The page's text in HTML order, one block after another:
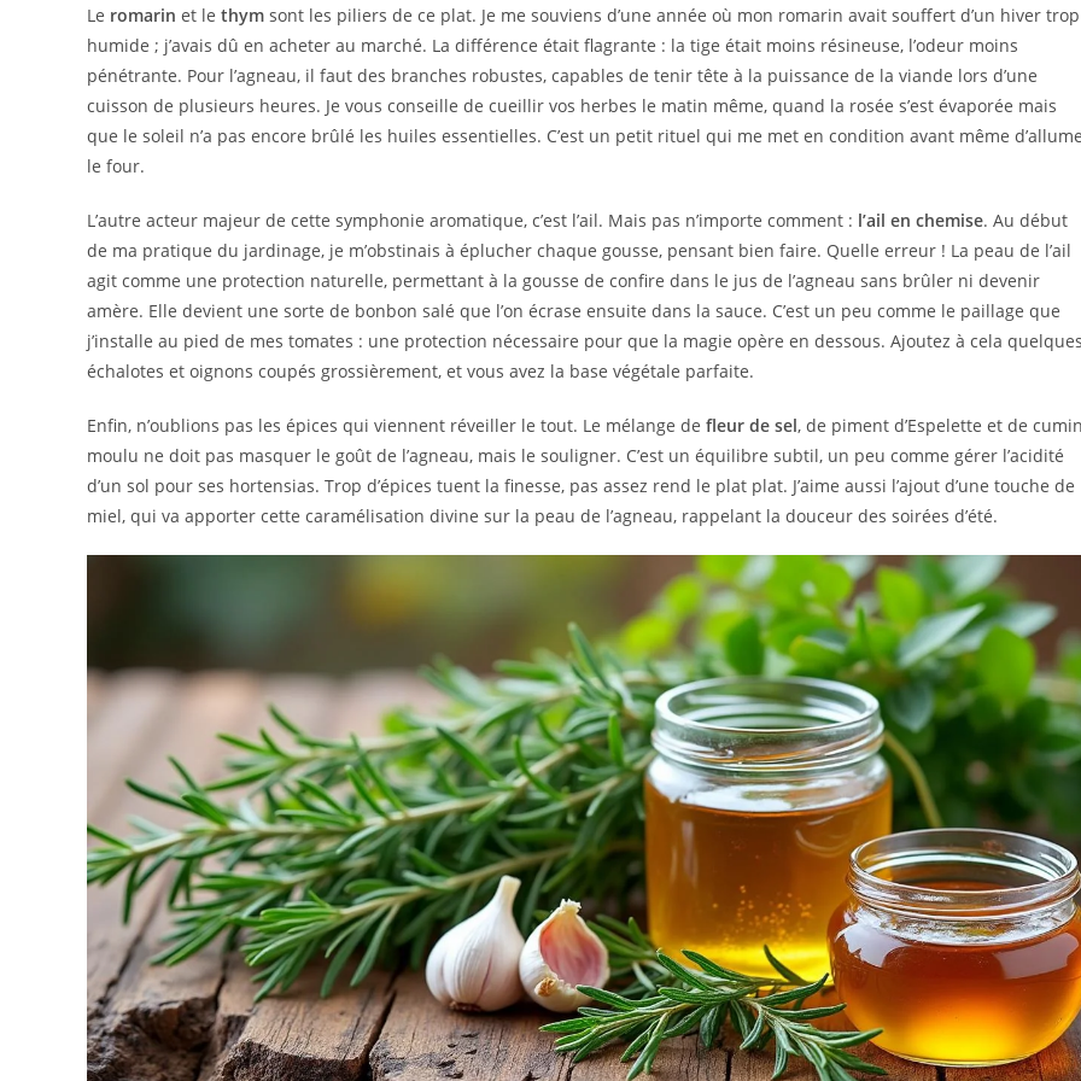
Le romarin et le thym sont les piliers de ce plat. Je me souviens d’une année où mon romarin avait souffert d’un hiver trop
humide ; j’avais dû en acheter au marché. La différence était flagrante : la tige était moins résineuse, l’odeur moins
pénétrante. Pour l’agneau, il faut des branches robustes, capables de tenir tête à la puissance de la viande lors d’une
cuisson de plusieurs heures. Je vous conseille de cueillir vos herbes le matin même, quand la rosée s’est évaporée mais
que le soleil n’a pas encore brûlé les huiles essentielles. C’est un petit rituel qui me met en condition avant même
le four.
L’autre acteur majeur de cette symphonie aromatique, c’est l’ail. Mais pas n’importe comment : l’ail en chemise. Au début
de ma pratique du jardinage, je m’obstinais à éplucher chaque gousse, pensant bien faire. Quelle erreur ! La peau de l’ail
agit comme une protection naturelle, permettant à la gousse de confire dans le jus de l’agneau sans brûler ni devenir
amère. Elle devient une sorte de bonbon salé que l’on écrase ensuite dans la sauce. C’est un peu comme le paillage que
j’installe au pied de mes tomates : une protection nécessaire pour que la magie opère en dessous. Ajoutez à cela quelques
échalotes et oignons coupés grossièrement, et vous avez la base végétale parfaite.
Enfin, n’oublions pas les épices qui viennent réveiller le tout. Le mélange de fleur de sel, de piment d’Espelette et de cumin
moulu ne doit pas masquer le goût de l’agneau, mais le souligner. C’est un équilibre subtil, un peu comme gérer l’acidité
d’un sol pour ses hortensias. Trop d’épices tuent la finesse, pas assez rend le plat plat. J’aime aussi l’ajout d’une touche de
miel, qui va apporter cette caramélisation divine sur la peau de l’agneau, rappelant la douceur des soirées d’été.